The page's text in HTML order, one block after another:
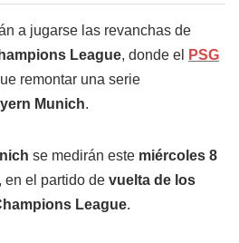
a jugarse las revanchas de
League, donde el
PSG
remontar una serie
Munich.
se medirán este miércoles 8
en el partido de vuelta de los
League.